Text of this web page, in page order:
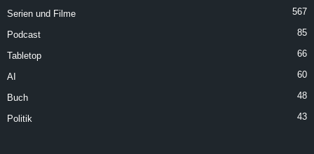
Serien und Filme 567
Podcast 85
Tabletop 66
AI 60
Buch 48
Politik 43